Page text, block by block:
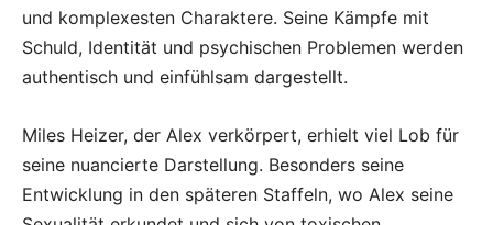
und komplexesten Charaktere. Seine Kämpfe mit
Schuld, Identität und psychischen Problemen werden
authentisch und einfühlsam dargestellt.
Miles Heizer, der Alex verkörpert, erhielt viel Lob für
seine nuancierte Darstellung. Besonders seine
Entwicklung in den späteren Staffeln, wo Alex seine